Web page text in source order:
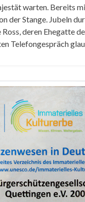
warten. Bereits
der Stange. Jubeln
deren Ehegatte
Telefongespräch